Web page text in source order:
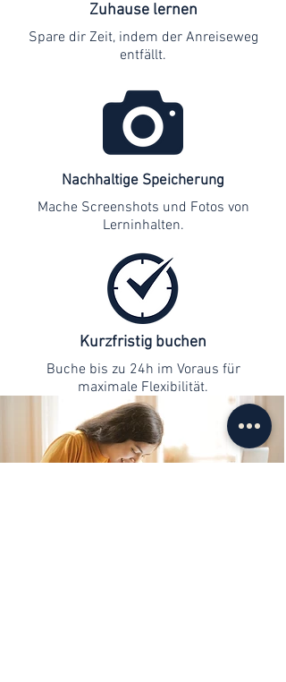
Zuhause lernen
Spare dir Zeit, indem der Anreiseweg
entfällt.
Nachhaltige Speicherung
Mache Screenshots und Fotos von
Lerninhalten.
Kurzfristig buchen
Buche bis zu 24h im Voraus für
maximale Flexibilität.